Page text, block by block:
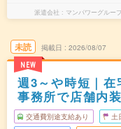
派遣会社 マンパワーグルー
未読
NEW
掲載日 2026/08/07
週3～や時短｜
事務所で店舗内
交通費別途支給あり 土